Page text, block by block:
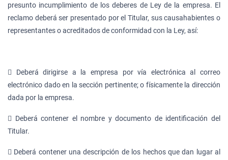
presunto incumplimiento de los deberes de Ley de la empresa. El
reclamo deberá ser presentado por el Titular, sus causahabientes o
representantes o acreditados de conformidad con la Ley, así:
 Deberá dirigirse a la empresa por vía electrónica al correo
electrónico dado en la sección pertinente; o físicamente la dirección
dada por la empresa.
 Deberá contener el nombre y documento de identificación del
Titular.
 Deberá contener una descripción de los hechos que dan lugar al